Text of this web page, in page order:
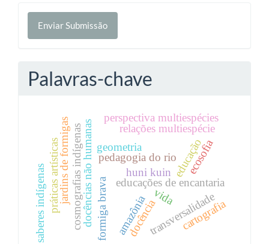
Enviar
Submissão
Enviar Submissão
Palavras-chave
formiga brava amazônia
educações de encantaria
docências não humanas educação
perspectiva multiespécies
docência
vida
pedagogia do rio ecosofia
transversalidade
cartografia
huni kuin
cosmografias indígenas relações multiespécie
jardins de formigas
práticas artísticas
saberes indígenas
geometria